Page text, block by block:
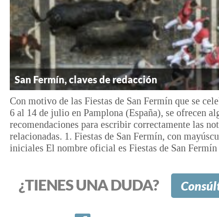
San Fermín, claves de redacción
Con motivo de las Fiestas de San Fermín que se
6 al 14 de julio en Pamplona (España), se ofrecen
recomendaciones para escribir correctamente las
relacionadas. 1. Fiestas de San Fermín, con
iniciales El nombre oficial es Fiestas de San Fermín
¿TIENES UNA DUDA?